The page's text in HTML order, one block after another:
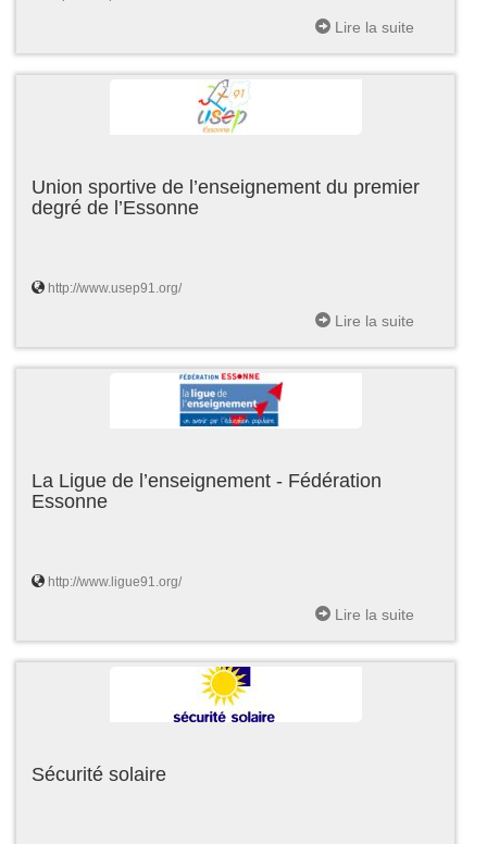
Lire la suite
Union sportive de l’enseignement du premier
degré de l’Essonne
http://www.usep91.org/
Lire la suite
La Ligue de l’enseignement - Fédération
Essonne
http://www.ligue91.org/
Lire la suite
Sécurité solaire